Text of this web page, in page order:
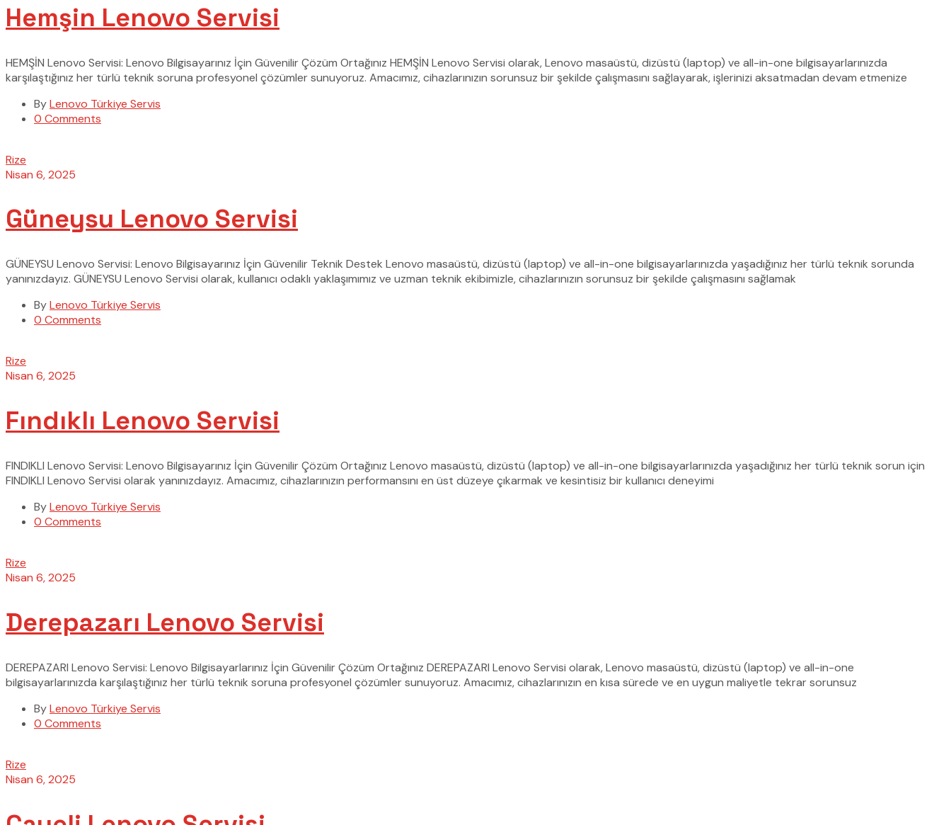
Hemşin Lenovo Servisi
HEMŞİN Lenovo Servisi: Lenovo Bilgisayarınız İçin Güvenilir Çözüm Ortağınız HEMŞİN Lenovo Servisi olarak, Lenovo masaüstü, dizüstü (laptop) ve all-in-one bilgisayarlarınızda
karşılaştığınız her türlü teknik soruna profesyonel çözümler sunuyoruz. Amacımız, cihazlarınızın sorunsuz bir şekilde çalışmasını sağlayarak, işlerinizi aksatmadan devam etmenize
ByLenovo Türkiye Servis
0 Comments
Rize
Nisan 6, 2025
Güneysu Lenovo Servisi
GÜNEYSU Lenovo Servisi: Lenovo Bilgisayarınız İçin Güvenilir Teknik Destek Lenovo masaüstü, dizüstü (laptop) ve all-in-one bilgisayarlarınızda yaşadığınız her türlü teknik sorunda
yanınızdayız. GÜNEYSU Lenovo Servisi olarak, kullanıcı odaklı yaklaşımımız ve uzman teknik ekibimizle, cihazlarınızın sorunsuz bir şekilde çalışmasını sağlamak
ByLenovo Türkiye Servis
0 Comments
Rize
Nisan 6, 2025
Fındıklı Lenovo Servisi
FINDIKLI Lenovo Servisi: Lenovo Bilgisayarınız İçin Güvenilir Çözüm Ortağınız Lenovo masaüstü, dizüstü (laptop) ve all-in-one bilgisayarlarınızda yaşadığınız her türlü teknik sorun için
FINDIKLI Lenovo Servisi olarak yanınızdayız. Amacımız, cihazlarınızın performansını en üst düzeye çıkarmak ve kesintisiz bir kullanıcı deneyimi
ByLenovo Türkiye Servis
0 Comments
Rize
Nisan 6, 2025
Derepazarı Lenovo Servisi
DEREPAZARI Lenovo Servisi: Lenovo Bilgisayarlarınız İçin Güvenilir Çözüm Ortağınız DEREPAZARI Lenovo Servisi olarak, Lenovo masaüstü, dizüstü (laptop) ve all-in-one
bilgisayarlarınızda karşılaştığınız her türlü teknik soruna profesyonel çözümler sunuyoruz. Amacımız, cihazlarınızın en kısa sürede ve en uygun maliyetle tekrar sorunsuz
ByLenovo Türkiye Servis
0 Comments
Rize
Nisan 6, 2025